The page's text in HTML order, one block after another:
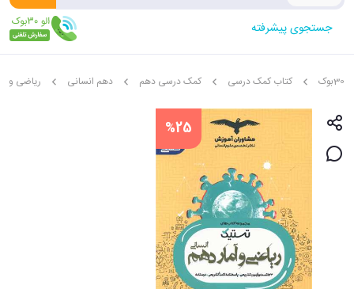
جستجوی پیشرفته
30بوک کتاب کمک درسی کمک درسی دهم دهم انسانی ریاضی و
%25